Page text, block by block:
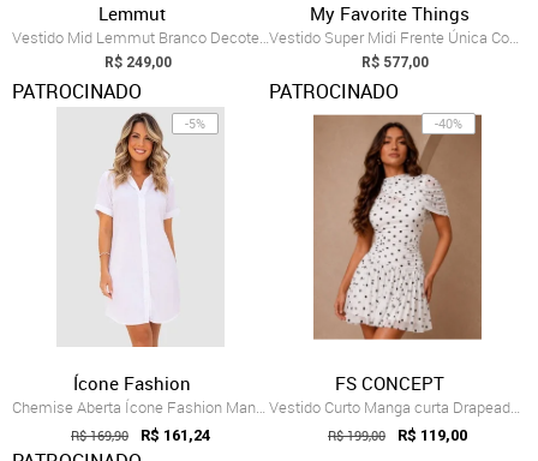
Lemmut
Vestido Mid Lemmut Branco Decote V
R$ 249,00
PATROCINADO
My Favorite Things
Vestido Super Midi Frente Única Com Linh...
R$ 577,00
PATROCINADO
-5%
Ícone Fashion
Chemise Aberta Ícone Fashion Manga Curta Branca
R$ 169,90 R$ 161,24
-40%
FS CONCEPT
Vestido Curto Manga curta Drapeado em Tu...
R$ 199,00 R$ 119,00